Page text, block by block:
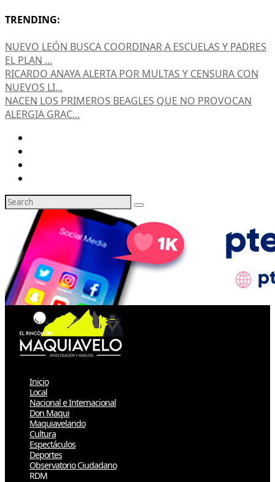
TRENDING:
NUEVO LEÓN BUSCA COORDINAR A ESCUELAS Y PADRES
EL PLAN ...
RICARDO ANAYA ALERTA POR MULTAS Y CENSURA CON
NUEVOS LI...
NACEN LOS PRIMEROS BEAGLES QUE NO PROVOCAN
ALERGIA GRAC...
Inicio
Local
Nacional e Internacional
Don Maqui
Maquiavelando
Cultura
Espectáculos
Deportes
Observatorio Ciudadano
RDM